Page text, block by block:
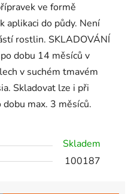
ve formě
aplikaci do půdy. Není
rostlin. SKLADOVÁNÍ
dobu 14 měsíců v
v suchém tmavém
Skladovat lze i při
max. 3 měsíců.
Skladem
100187